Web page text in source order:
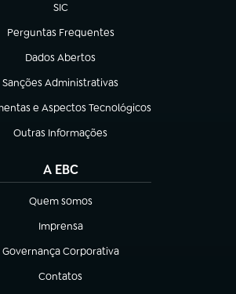
SIC
(abre em nova aba)
Perguntas Frequentes
(abre em nova aba)
Dados Abertos
(abre em nova aba)
Sanções Administrativas
(abre em nova aba)
e Aspectos Tecnológicos
nova aba)
Outras Informações
(abre em nova aba)
A EBC
Quem somos
(abre em nova aba)
Imprensa
(abre em nova aba)
Governança Corporativa
(abre em nova aba)
Contatos
(abre em nova aba)